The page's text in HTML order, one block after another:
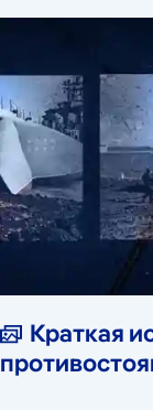
Краткая